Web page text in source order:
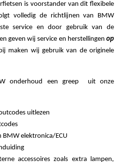
is voorstander van dit flexibele
volledig de richtlijnen van BMW
service en door gebruik van de
geven wij service en herstellingen op
maken wij gebruik van de originele
onderhoud een greep uit onze
uitlezen
elektronica/ECU
accessoires zoals extra lampen,